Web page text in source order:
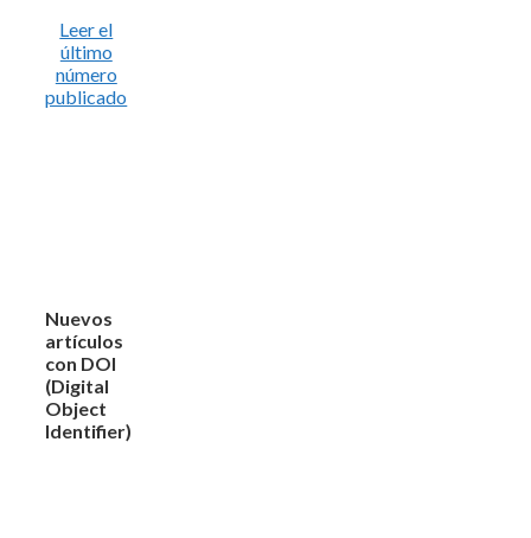
Leer el
último
número
publicado
Nuevos
artículos
con DOI
(Digital
Object
Identifier)